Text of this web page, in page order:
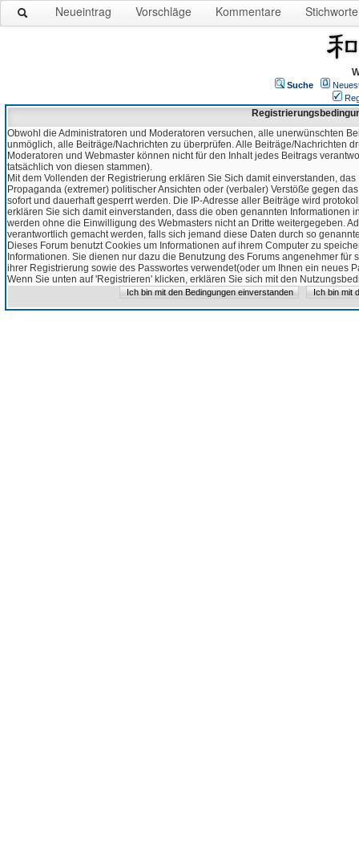
Neueintrag Vorschläge Kommentare Stichworte
Suche
Obwohl die Administratoren und Moderatoren versuchen, alle unerwünschten
unmöglich, alle Beiträge/Nachrichten zu überprüfen. Alle Beiträge/Nachrichten
Moderatoren und Webmaster können nicht für den Inhalt jedes Beitrags
tatsächlich von diesen stammen).
Mit dem Vollenden der Registrierung erklären Sie Sich damit einverstanden,
Propaganda (extremer) politischer Ansichten oder (verbaler) Verstöße gegen
sofort und dauerhaft gesperrt werden. Die IP-Adresse aller Beiträge wird
erklären Sie sich damit einverstanden, dass die oben genannten Informationen
werden ohne die Einwilligung des Webmasters nicht an Dritte weitergegeben.
verantwortlich gemacht werden, falls sich jemand diese Daten durch so
Dieses Forum benutzt Cookies um Informationen auf ihrem Computer zu
Informationen. Sie dienen nur dazu die Benutzung des Forums angenehmer
ihrer Registrierung sowie des Passwortes verwendet(oder um Ihnen ein neues
Wenn Sie unten auf 'Registrieren' klicken, erklären Sie sich mit den